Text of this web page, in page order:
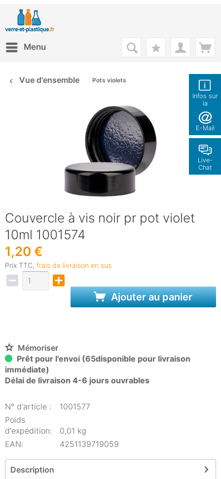
Infos sur
la
boutique
E-Mail
Live-
Chat
Menu
Vue d'ensemble Pots violets
Couvercle à vis noir pr pot violet
10ml 1001574
1,20 €
Prix TTC, frais de livraison en sus
Ajouter au panier
Mémoriser
Prêt pour l'envoi (65disponible pour livraison
immédiate)
Délai de livraison 4-6 jours ouvrables
N° d'article :
1001577
Poids
d'expédition:
0,01 kg
EAN:
4251139719059
Description